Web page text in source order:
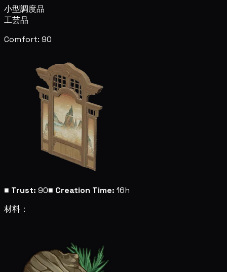
小型調度品
工芸品
Comfort: 90
■ Trust: 90■ Creation Time: 16h
材料：